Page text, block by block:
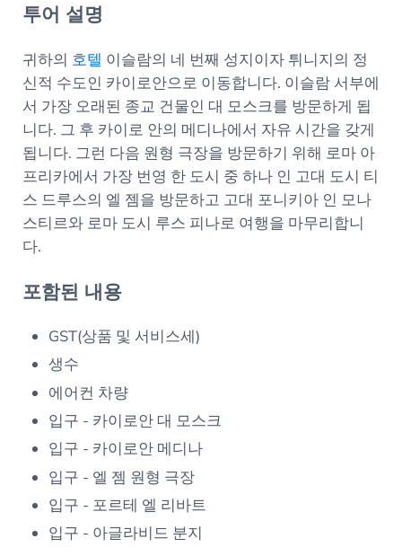
투어 설명
귀하의 호텔 이슬람의 네 번째 성지이자 튀니지의 정
신적 수도인 카이로안으로 이동합니다. 이슬람 서부에
서 가장 오래된 종교 건물인 대 모스크를 방문하게 됩
니다. 그 후 카이로 안의 메디나에서 자유 시간을 갖게
됩니다. 그런 다음 원형 극장을 방문하기 위해 로마 아
프리카에서 가장 번영 한 도시 중 하나 인 고대 도시 티
스 드루스의 엘 젬을 방문하고 고대 포니키아 인 모나
스티르와 로마 도시 루스 피나로 여행을 마무리합니
다.
포함된 내용
GST(상품 및 서비스세)
생수
에어컨 차량
입구 - 카이로안 대 모스크
입구 - 카이로안 메디나
입구 - 엘 젬 원형 극장
입구 - 포르테 엘 리바트
입구 - 아글라비드 분지